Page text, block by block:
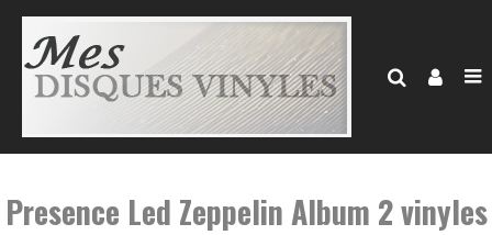
Presence Led Zeppelin Album 2 vinyles